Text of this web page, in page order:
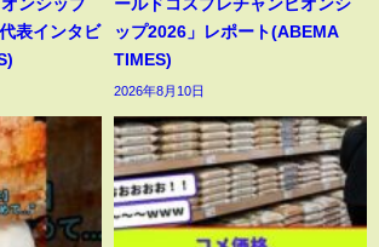
ンシップ
表インタビ
ールドコスプレチャンピオンシ
ップ2026」レポート(ABEMA
TIMES)
2026年8月10日